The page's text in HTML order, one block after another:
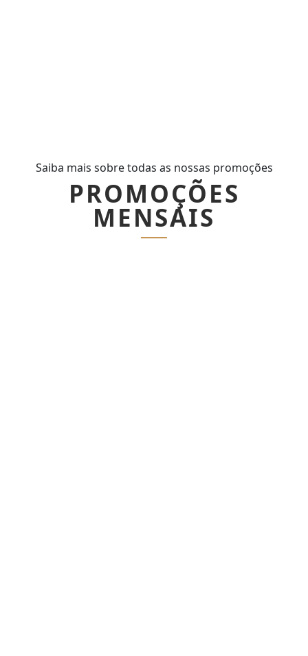
Saiba mais sobre todas as nossas promoções
PROMOÇÕES
MENSAIS